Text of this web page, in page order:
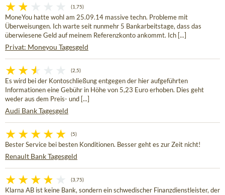
(1,75)
MoneYou hatte wohl am 25.09.14 massive techn. Probleme mit
Überweisungen. Ich warte seit nunmehr 5 Bankarbeitstage, dass das
überwiesene Geld auf meinem Referenzkonto ankommt. Ich [...]
Privat: Moneyou Tagesgeld
(2,5)
Es wird bei der Kontoschließung entgegen der hier aufgeführten
Informationen eine Gebühr in Höhe von 5,23 Euro erhoben. Dies geht
weder aus dem Preis- und [...]
Audi Bank Tagesgeld
(5)
Bester Service bei besten Konditionen. Besser geht es zur Zeit nicht!
Renault Bank Tagesgeld
(3,75)
Klarna AB ist keine Bank, sondern ein schwedischer Finanzdienstleister, der